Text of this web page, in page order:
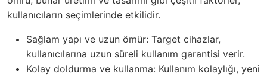
kullanıcıların seçimlerinde etkilidir.
Sağlam yapı ve uzun ömür: Target cihazlar,
kullanıcılarına uzun süreli kullanım garantisi verir.
Kolay doldurma ve kullanma: Kullanım kolaylığı, yeni